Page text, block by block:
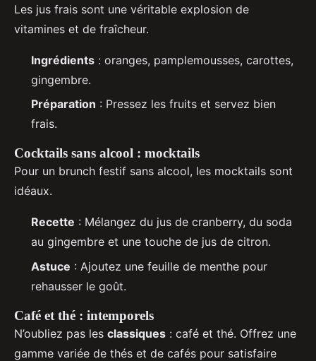
Les jus frais sont une véritable explosion de
vitamines et de fraîcheur.
Ingrédients : oranges, pamplemousses, carottes,
gingembre.
Préparation : Pressez les fruits et servez bien
frais.
Cocktails sans alcool : mocktails
Pour un brunch festif sans alcool, les mocktails sont
idéaux.
Recette : Mélangez du jus de cranberry, du soda
au gingembre et une touche de jus de citron.
Astuce : Ajoutez une feuille de menthe pour
rehausser le goût.
Café et thé : intemporels
N’oubliez pas les classiques : café et thé. Offrez une
gamme variée de thés et de cafés pour satisfaire